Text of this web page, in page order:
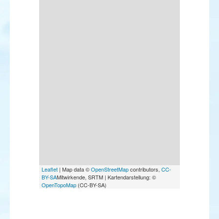
Leaflet | Map data ©OpenStreetMapcontributors, CC-
BY-SAMitwirkende, SRTM | Kartendarstellung: ©
OpenTopoMap (CC-BY-SA)